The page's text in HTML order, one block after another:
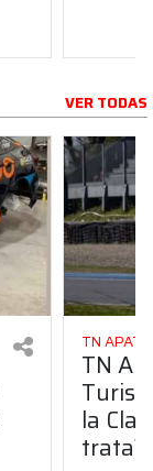
VER TODAS
TN APAT
TN
la
trata?